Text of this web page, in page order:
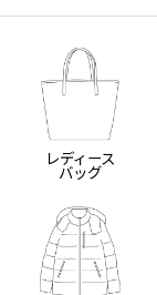
レディース
バッグ